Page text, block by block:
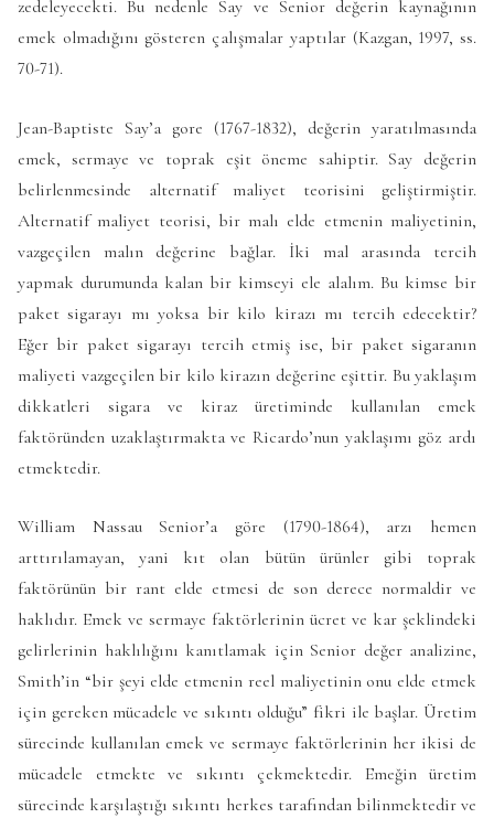
zedeleyecekti. Bu nedenle Say ve Senior değerin kaynağının
emek olmadığını gösteren çalışmalar yaptılar (Kazgan, 1997, ss.
70-71).
Jean-Baptiste Say’a gore (1767-1832), değerin yaratılmasında
emek, sermaye ve toprak eşit öneme sahiptir. Say değerin
belirlenmesinde alternatif maliyet teorisini geliştirmiştir.
Alternatif maliyet teorisi, bir malı elde etmenin maliyetinin,
vazgeçilen malın değerine bağlar. İki mal arasında tercih
yapmak durumunda kalan bir kimseyi ele alalım. Bu kimse bir
paket sigarayı mı yoksa bir kilo kirazı mı tercih edecektir?
Eğer bir paket sigarayı tercih etmiş ise, bir paket sigaranın
maliyeti vazgeçilen bir kilo kirazın değerine eşittir. Bu yaklaşım
dikkatleri sigara ve kiraz üretiminde kullanılan emek
faktöründen uzaklaştırmakta ve Ricardo’nun yaklaşımı göz ardı
etmektedir.
William Nassau Senior’a göre (1790-1864), arzı hemen
arttırılamayan, yani kıt olan bütün ürünler gibi toprak
faktörünün bir rant elde etmesi de son derece normaldir ve
haklıdır. Emek ve sermaye faktörlerinin ücret ve kar şeklindeki
gelirlerinin haklılığını kanıtlamak için Senior değer analizine,
Smith’in “bir şeyi elde etmenin reel maliyetinin onu elde etmek
için gereken mücadele ve sıkıntı olduğu” fikri ile başlar. Üretim
sürecinde kullanılan emek ve sermaye faktörlerinin her ikisi de
mücadele etmekte ve sıkıntı çekmektedir. Emeğin üretim
sürecinde karşılaştığı sıkıntı herkes tarafından bilinmektedir ve